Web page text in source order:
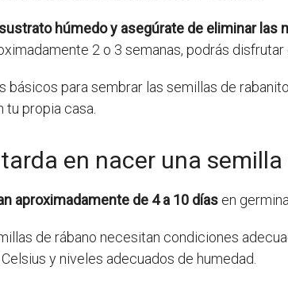
húmedo y asegúrate de eliminar
2 o 3 semanas, podrás
básicos para sembrar las semillas de
propia casa.
en nacer una semilla
aproximadamente de 4 a 10 días en
de rábano necesitan condiciones
y niveles adecuados de humedad.